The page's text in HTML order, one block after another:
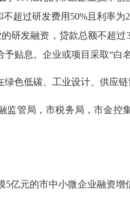
超过研发费用50%且利率
研发融资，贷款总额不超
贴息。企业或项目采取“
低碳、工业设计、供应链
管局，市税务局，市金控
元的市中小微企业融资增